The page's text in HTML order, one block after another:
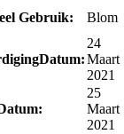
Gebruik: Blom
Datum:
24
Maart
2021
25
Maart
2021